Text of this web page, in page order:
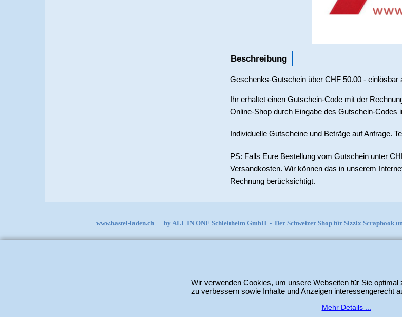
Beschreibung
Geschenks-Gutschein über CHF 50.00 - einlösbar
Ihr erhaltet einen Gutschein-Code mit der
Online-Shop durch Eingabe des Gutschein-Codes
Individuelle Gutscheine und Beträge auf Anfrage.
PS: Falls Eure Bestellung vom Gutschein unter
Versandkosten. Wir können das in unserem
Rechnung berücksichtigt.
www.bastel-laden.ch – by ALL IN ONE Schleitheim GmbH - Der Schweizer Shop für Sizzix Scrapbook
Wir verwenden Cookies, um unsere Webseiten für Sie optimal
zu verbessern sowie Inhalte und Anzeigen interessengerecht
Mehr Details ...